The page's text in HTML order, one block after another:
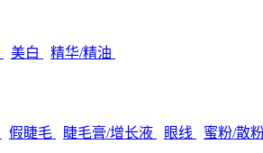
美白 精华/精油
假睫毛 睫毛膏/增长液 眼线 蜜粉/散